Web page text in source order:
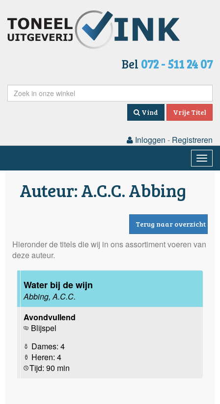
Bel 072 - 511 24 07
Vind Vrije Titel
Inloggen - Registreren
Auteur: A.C.C. Abbing
Terug naar overzicht
Hieronder de titels die wij in ons assortiment voeren van
deze auteur.
Water bij de wijn
Abbing, A.C.C.
Avondvullend
Blijspel
Dames: 4
Heren: 4
Tijd: 90 min